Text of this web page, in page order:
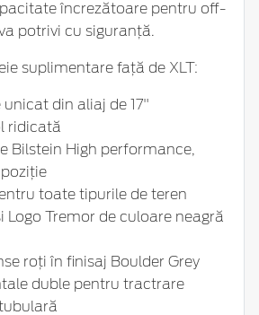
încrezătoare pentru off-
potrivi cu siguranță.
suplimentare față de XLT:
unicat din aliaj de 17"
ridicată
Bilstein High performance,
toate tipurile de teren
Logo Tremor de culoare neagră
roți în finisaj Boulder Grey
duble pentru tractrare